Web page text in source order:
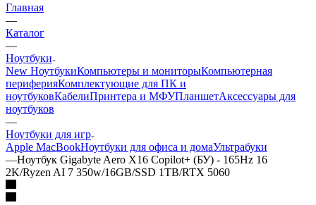
Главная
—
Каталог
—
Ноутбуки
New НоутбукиКомпьютеры и мониторыКомпьютерная
периферияКомплектующие для ПК и
ноутбуковКабелиПринтера и МФУПланшетАксессуары для
ноутбуков
—
Ноутбуки для игр
Apple MacBookНоутбуки для офиса и домаУльтрабуки
—Ноутбук Gigabyte Aero X16 Copilot+ (БУ) - 165Hz 16
2K/Ryzen AI 7 350w/16GB/SSD 1TB/RTX 5060